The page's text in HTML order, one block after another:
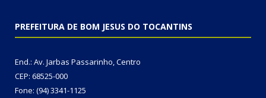
PREFEITURA DE BOM JESUS DO TOCANTINS
End.: Av. Jarbas Passarinho, Centro
CEP: 68525-000
Fone: (94) 3341-1125